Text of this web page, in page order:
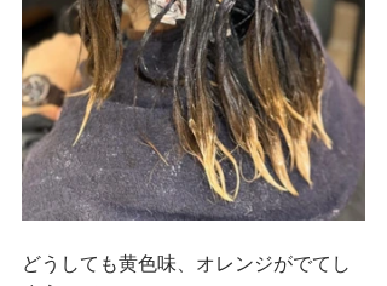
どうしても黄色味、オレンジがでてし